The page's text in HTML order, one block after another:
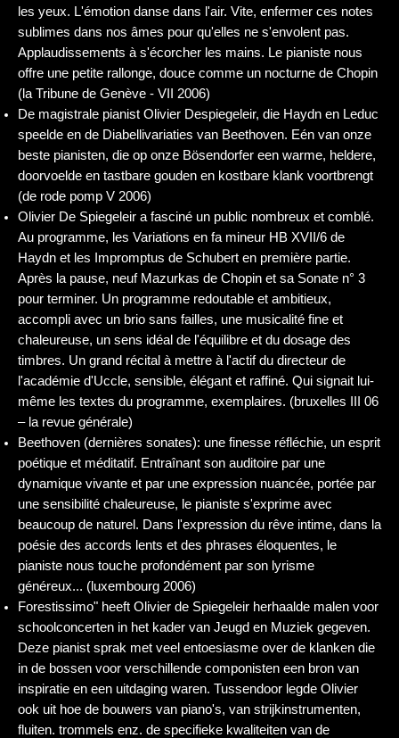
les yeux. L'émotion danse dans l'air. Vite, enfermer ces notes
sublimes dans nos âmes pour qu'elles ne s'envolent pas.
Applaudissements à s'écorcher les mains. Le pianiste nous
offre une petite rallonge, douce comme un nocturne de Chopin
(la Tribune de Genève - VII 2006)
De magistrale pianist Olivier Despiegeleir, die Haydn en Leduc
speelde en de Diabellivariaties van Beethoven. Eén van onze
beste pianisten, die op onze Bösendorfer een warme, heldere,
doorvoelde en tastbare gouden en kostbare klank voortbrengt
(de rode pomp V 2006)
Olivier De Spiegeleir a fasciné un public nombreux et comblé.
Au programme, les Variations en fa mineur HB XVII/6 de
Haydn et les Impromptus de Schubert en première partie.
Après la pause, neuf Mazurkas de Chopin et sa Sonate n° 3
pour terminer. Un programme redoutable et ambitieux,
accompli avec un brio sans failles, une musicalité fine et
chaleureuse, un sens idéal de l'équilibre et du dosage des
timbres. Un grand récital à mettre à l'actif du directeur de
l'académie d'Uccle, sensible, élégant et raffiné. Qui signait lui-
même les textes du programme, exemplaires. (bruxelles III 06
– la revue générale)
Beethoven (dernières sonates): une finesse réfléchie, un esprit
poétique et méditatif. Entraînant son auditoire par une
dynamique vivante et par une expression nuancée, portée par
une sensibilité chaleureuse, le pianiste s'exprime avec
beaucoup de naturel. Dans l'expression du rêve intime, dans la
poésie des accords lents et des phrases éloquentes, le
pianiste nous touche profondément par son lyrisme
généreux... (luxembourg 2006)
Forestissimo" heeft Olivier de Spiegeleir herhaalde malen voor
schoolconcerten in het kader van Jeugd en Muziek gegeven.
Deze pianist sprak met veel entoesiasme over de klanken die
in de bossen voor verschillende componisten een bron van
inspiratie en een uitdaging waren. Tussendoor legde Olivier
ook uit hoe de bouwers van piano's, van strijkinstrumenten,
fluiten. trommels enz. de specifieke kwaliteiten van de